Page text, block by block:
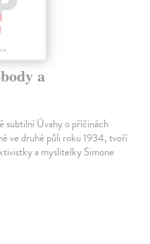
a
subtilní Úvahy o příčinách
ve druhé půli roku 1934, tvoří
a myslitelky Simone